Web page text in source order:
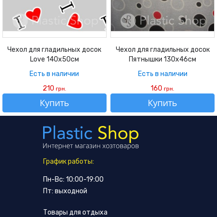
Чехол для гладильных досок
Love 140х50см
Есть в наличии
210 грн.
Купить
Чехол для гладильных досок
Пятнышки 130х46см
Есть в наличии
160грн.
Купить
График работы:
Пн-Вс: 10:00-19:00
Пт: выходной
Товары для отдыха